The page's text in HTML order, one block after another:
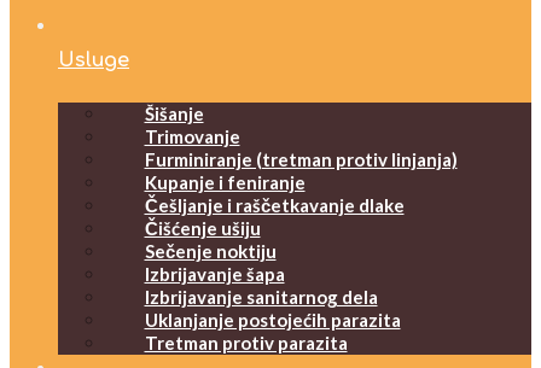
Usluge
Šišanje
Trimovanje
Furminiranje (tretman protiv linjanja)
Kupanje i feniranje
Češljanje i raščetkavanje dlake
Čišćenje ušiju
Sečenje noktiju
Izbrijavanje šapa
Izbrijavanje sanitarnog dela
Uklanjanje postojećih parazita
Tretman protiv parazita